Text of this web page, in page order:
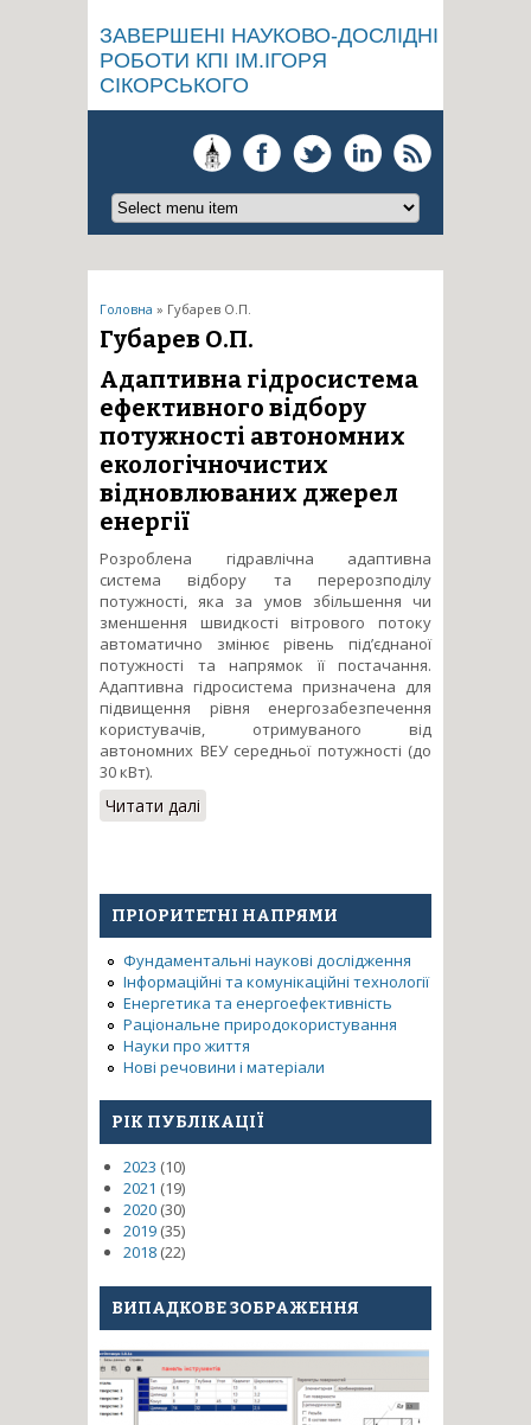
ЗАВЕРШЕНІ НАУКОВО-ДОСЛІДНІ
РОБОТИ КПІ ІМ.ІГОРЯ
СІКОРСЬКОГО
Ви є тут
Головна » Губарев О.П.
Губарев О.П.
Адаптивна гідросистема
ефективного відбору
потужності автономних
екологічночистих
відновлюваних джерел
енергії
Розроблена гідравлічна адаптивна
система відбору та перерозподілу
потужності, яка за умов збільшення чи
зменшення швидкості вітрового потоку
автоматично змінює рівень під’єднаної
потужності та напрямок її постачання.
Адаптивна гідросистема призначена для
підвищення рівня енергозабезпечення
користувачів, отримуваного від
автономних ВЕУ середньої потужності (до
30 кВт).
Читати далі
ефективного відбору
відновлюваних джерел
енергії
ПРІОРИТЕТНІ НАПРЯМИ
Фундаментальні наукові дослідження
Інформаційні та комунікаційні технології
Енергетика та енергоефективність
Раціональне природокористування
Науки про життя
Нові речовини і матеріали
РІК ПУБЛІКАЦІЇ
2023 (10)
2021 (19)
2020 (30)
2019 (35)
2018 (22)
ВИПАДКОВЕ ЗОБРАЖЕННЯ